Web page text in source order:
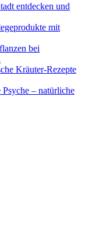
entdecken und
mit
bei
Kräuter-Rezepte
– natürliche